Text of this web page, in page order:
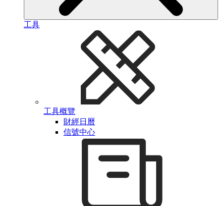
工具
工具概覽
財經日曆
信號中心